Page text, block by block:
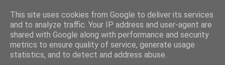
This site uses cookies from Google to deliver its services
and to analyze traffic. Your IP address and user-agent are
shared with Google along with performance and security
metrics to ensure quality of service, generate usage
statistics, and to detect and address abuse.